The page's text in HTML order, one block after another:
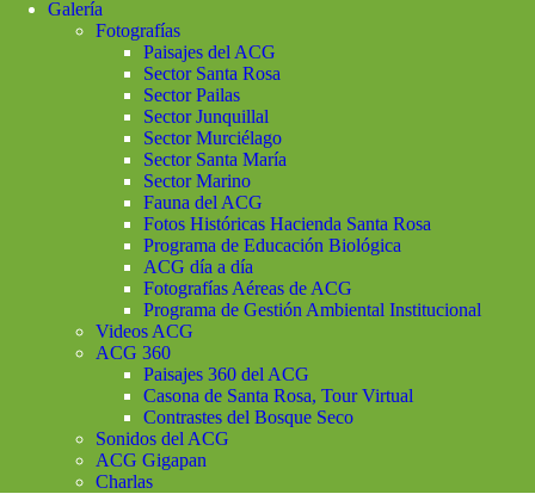
Galería
Fotografías
Paisajes del ACG
Sector Santa Rosa
Sector Pailas
Sector Junquillal
Sector Murciélago
Sector Santa María
Sector Marino
Fauna del ACG
Fotos Históricas Hacienda Santa Rosa
Programa de Educación Biológica
ACG día a día
Fotografías Aéreas de ACG
Programa de Gestión Ambiental Institucional
Videos ACG
ACG 360
Paisajes 360 del ACG
Casona de Santa Rosa, Tour Virtual
Contrastes del Bosque Seco
Sonidos del ACG
ACG Gigapan
Charlas